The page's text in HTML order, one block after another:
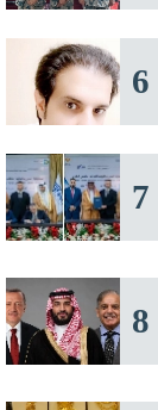
6
7
8